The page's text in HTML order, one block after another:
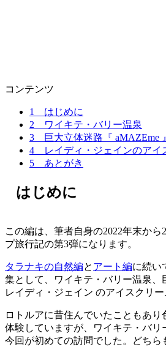
コンテンツ
1
はじめに
2 ワイキテ・バリー温泉
3 巨大立体迷路『 aMAZEme 』
4 レイディ・ジェインのアイ
5 あとがき
はじめに
この編は、筆者自身の2022年末か
プ旅行記の第3弾になります。
タラナキの自然編と アート編に続い
集として、ワイキテ・バリー温泉、
レイディ・ジェイン のアイスクリー
ロトルアに昔住んでいたこともあ
体験していますが、ワイキテ・バリ
今回が初めての訪問でした。どちら